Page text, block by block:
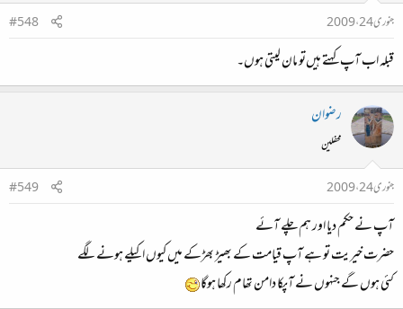
جنوری 24، 2009
#548
قبلہ اب آپ کہتے ہیں‌تو مان لیتی ہوں‌۔
رضوان
محفلین
جنوری 24، 2009
#549
آپ نے حکم دیا اور ہم چلے آئے
حضرت خیریت تو ہے آپ قیامت کے بھیڑ بھڑکے میں کیوں اکیلے ہونے لگے
کئی ہوں گے جنہوں نے آپکا دامن تھام رکھا ہوگا